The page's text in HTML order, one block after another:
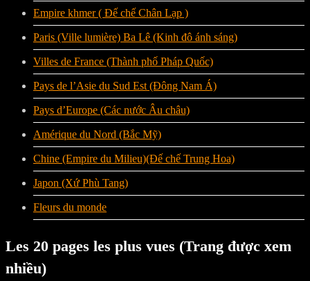
Empire khmer ( Đế chế Chân Lạp )
Paris (Ville lumière) Ba Lê (Kinh đô ánh sáng)
Villes de France (Thành phố Pháp Quốc)
Pays de l’Asie du Sud Est (Đông Nam Á)
Pays d’Europe (Các nước Âu châu)
Amérique du Nord (Bắc Mỹ)
Chine (Empire du Milieu)(Đế chế Trung Hoa)
Japon (Xứ Phù Tang)
Fleurs du monde
Les 20 pages les plus vues (Trang được xem
nhiều)